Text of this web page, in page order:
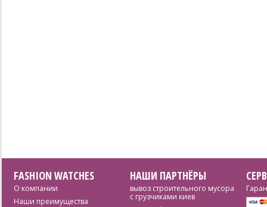
FASHION WATCHES
О компании
Наши преимущества
НАШИ ПАРТНЁРЫ
вывоз строительного мусора
с грузчиками киев